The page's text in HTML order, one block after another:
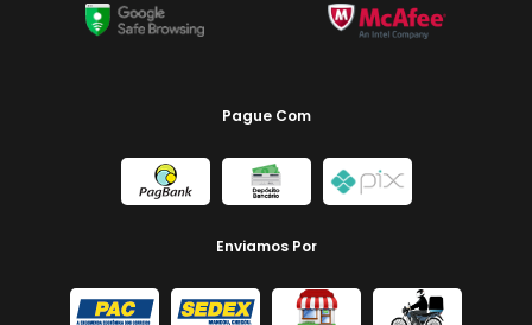
Pague Com
Enviamos Por